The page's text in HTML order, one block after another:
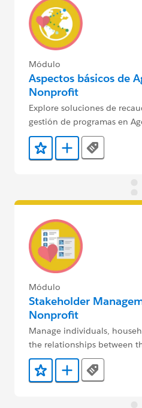
Módulo
Aspectos básicos de
Nonprofit
Explore soluciones de
gestión de programas en
Agregar a favoritos
Agregar a Trailmix
Tags
Módulo
Stakeholder
Nonprofit
Manage individuals,
the relationships between
Agregar a favoritos
Agregar a Trailmix
Tags